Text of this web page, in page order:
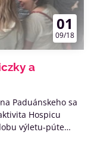
01
09/18
a
Paduánskeho sa
Hospicu
výletu-púte
Wieliczka a